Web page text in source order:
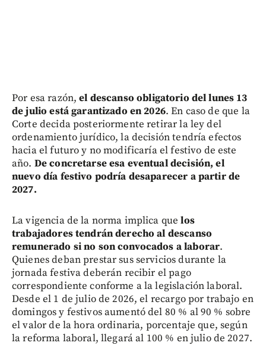
Por esa razón,el descanso obligatorio del lunes 13
de julio está garantizado en 2026. En caso de que la
Corte decida posteriormente retirar la ley del
ordenamiento jurídico, la decisión tendría efectos
hacia el futuro y no modificaría el festivo de este
año. De concretarse esa eventual decisión, el
nuevo día festivo podría desaparecer a partir de
2027.
La vigencia de la norma implica quelos
trabajadores tendrán derecho al descanso
remunerado si no son convocados a laborar.
Quienes deban prestar sus servicios durante la
jornada festiva deberán recibir el pago
correspondiente conforme a la legislación laboral.
Desde el 1 de julio de 2026, el recargo por trabajo en
domingos y festivos aumentó del 80 % al 90 % sobre
el valor de la hora ordinaria, porcentaje que, según
la reforma laboral, llegará al 100 % en julio de 2027.